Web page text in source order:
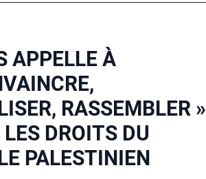
APPELLE À
RASSEMBLER »
LES DROITS DU
PALESTINIEN